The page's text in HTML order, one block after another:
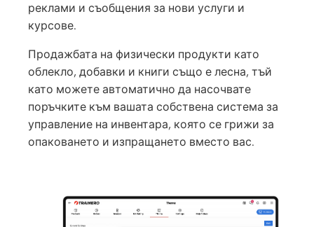
реклами и съобщения за нови услуги и
курсове.
Продажбата на физически продукти като
облекло, добавки и книги също е лесна, тъй
като можете автоматично да насочвате
поръчките към вашата собствена система за
управление на инвентара, която се грижи за
опаковането и изпращането вместо вас.